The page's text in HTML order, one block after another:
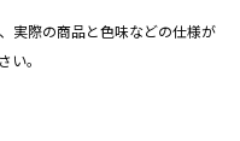
実際の商品と色味などの仕様が
い。